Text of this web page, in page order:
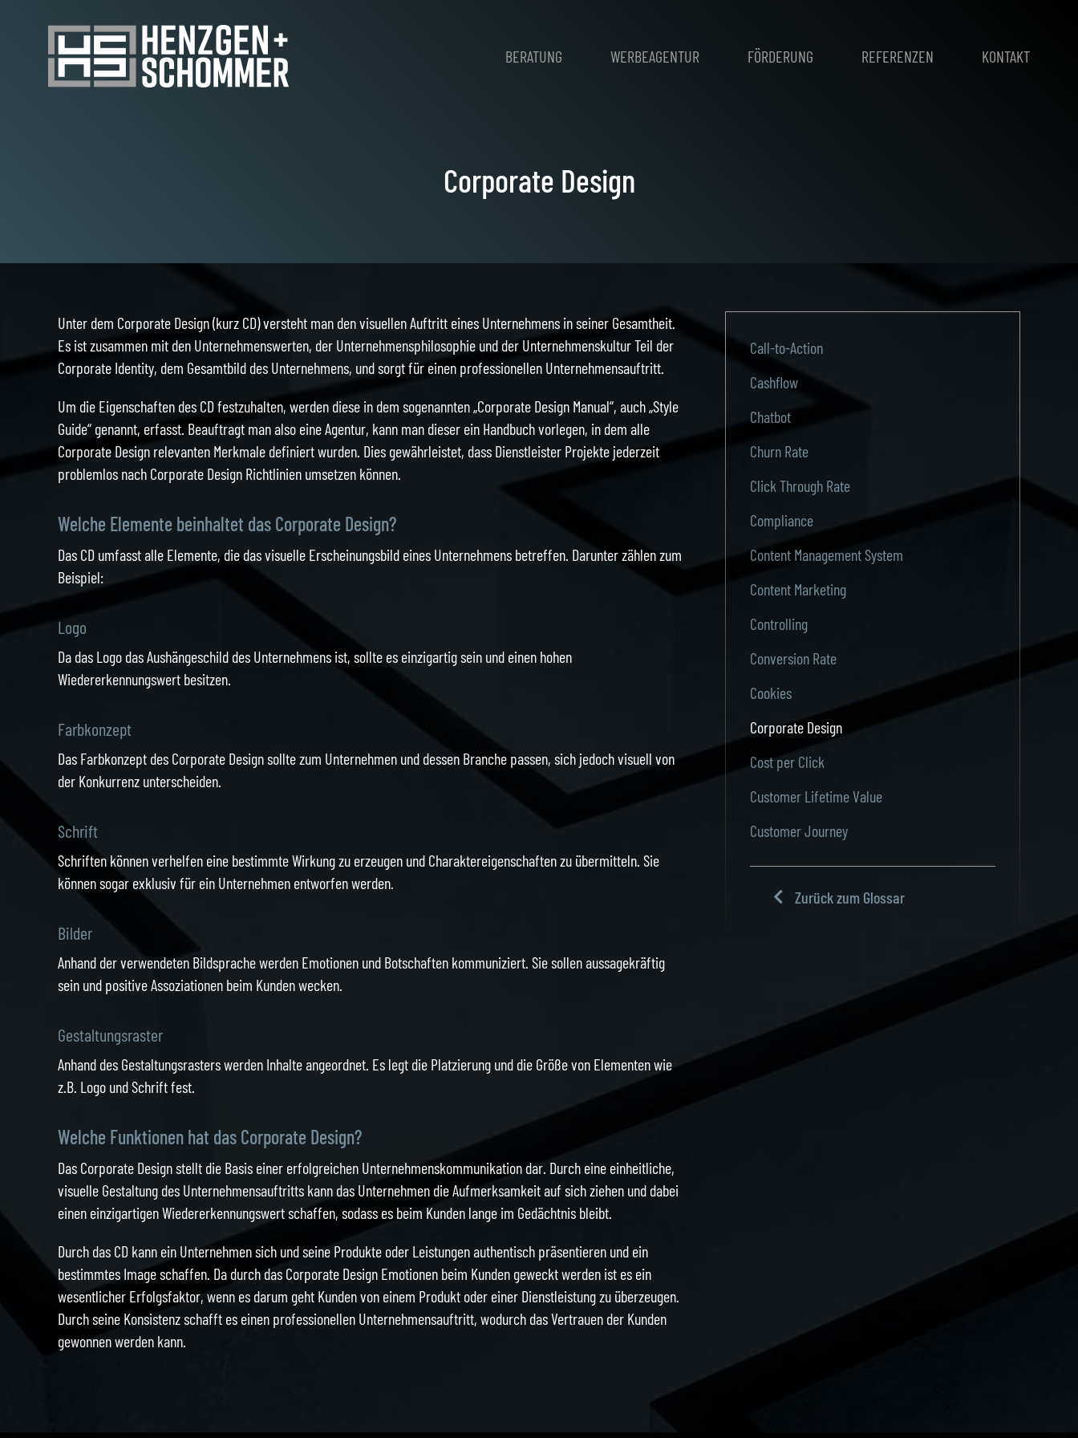
BERATUNG WERBEAGENTUR FÖRDERUNG REFERENZEN KONTAKT
Corporate Design
Unter dem Corporate Design (kurz CD) versteht man den visuellen Auftritt eines Unternehmens in seiner Gesamtheit.
Es ist zusammen mit den Unternehmenswerten, der Unternehmensphilosophie und der Unternehmenskultur Teil der
Corporate Identity, dem Gesamtbild des Unternehmens, und sorgt für einen professionellen Unternehmensauftritt.
Um die Eigenschaften des CD festzuhalten, werden diese in dem sogenannten „Corporate Design Manual“, auch „Style
Guide“ genannt, erfasst. Beauftragt man also eine Agentur, kann man dieser ein Handbuch vorlegen, in dem alle
Corporate Design relevanten Merkmale definiert wurden. Dies gewährleistet, dass Dienstleister Projekte jederzeit
problemlos nach Corporate Design Richtlinien umsetzen können.
Welche Elemente beinhaltet das Corporate Design?
Das CD umfasst alle Elemente, die das visuelle Erscheinungsbild eines Unternehmens betreffen. Darunter zählen zum
Beispiel:
Logo
Da das Logo das Aushängeschild des Unternehmens ist, sollte es einzigartig sein und einen hohen
Wiedererkennungswert besitzen.
Farbkonzept
Das Farbkonzept des Corporate Design sollte zum Unternehmen und dessen Branche passen, sich jedoch visuell von
der Konkurrenz unterscheiden.
Schrift
Schriften können verhelfen eine bestimmte Wirkung zu erzeugen und Charaktereigenschaften zu übermitteln. Sie
können sogar exklusiv für ein Unternehmen entworfen werden.
Bilder
Anhand der verwendeten Bildsprache werden Emotionen und Botschaften kommuniziert. Sie sollen aussagekräftig
sein und positive Assoziationen beim Kunden wecken.
Gestaltungsraster
Anhand des Gestaltungsrasters werden Inhalte angeordnet. Es legt die Platzierung und die Größe von Elementen wie
z.B. Logo und Schrift fest.
Welche Funktionen hat das Corporate Design?
Das Corporate Design stellt die Basis einer erfolgreichen Unternehmenskommunikation dar. Durch eine einheitliche,
visuelle Gestaltung des Unternehmensauftritts kann das Unternehmen die Aufmerksamkeit auf sich ziehen und dabei
einen einzigartigen Wiedererkennungswert schaffen, sodass es beim Kunden lange im Gedächtnis bleibt.
Durch das CD kann ein Unternehmen sich und seine Produkte oder Leistungen authentisch präsentieren und ein
bestimmtes Image schaffen. Da durch das Corporate Design Emotionen beim Kunden geweckt werden ist es ein
wesentlicher Erfolgsfaktor, wenn es darum geht Kunden von einem Produkt oder einer Dienstleistung zu überzeugen.
Durch seine Konsistenz schafft es einen professionellen Unternehmensauftritt, wodurch das Vertrauen der Kunden
gewonnen werden kann.
Call-to-Action
Cashflow
Chatbot
Churn Rate
Click Through Rate
Compliance
Content Management System
Content Marketing
Controlling
Conversion Rate
Cookies
Corporate Design
Cost per Click
Customer Lifetime Value
Customer Journey
Zurück zum Glossar